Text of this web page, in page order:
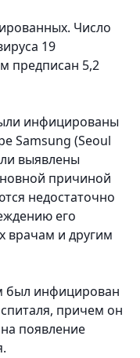
Число
19
предписан 5,2
инфицированы
Samsung (Seoul
выявлены
причиной
недостаточно
его
врачам и другим
был инфицирован
причем он
появление